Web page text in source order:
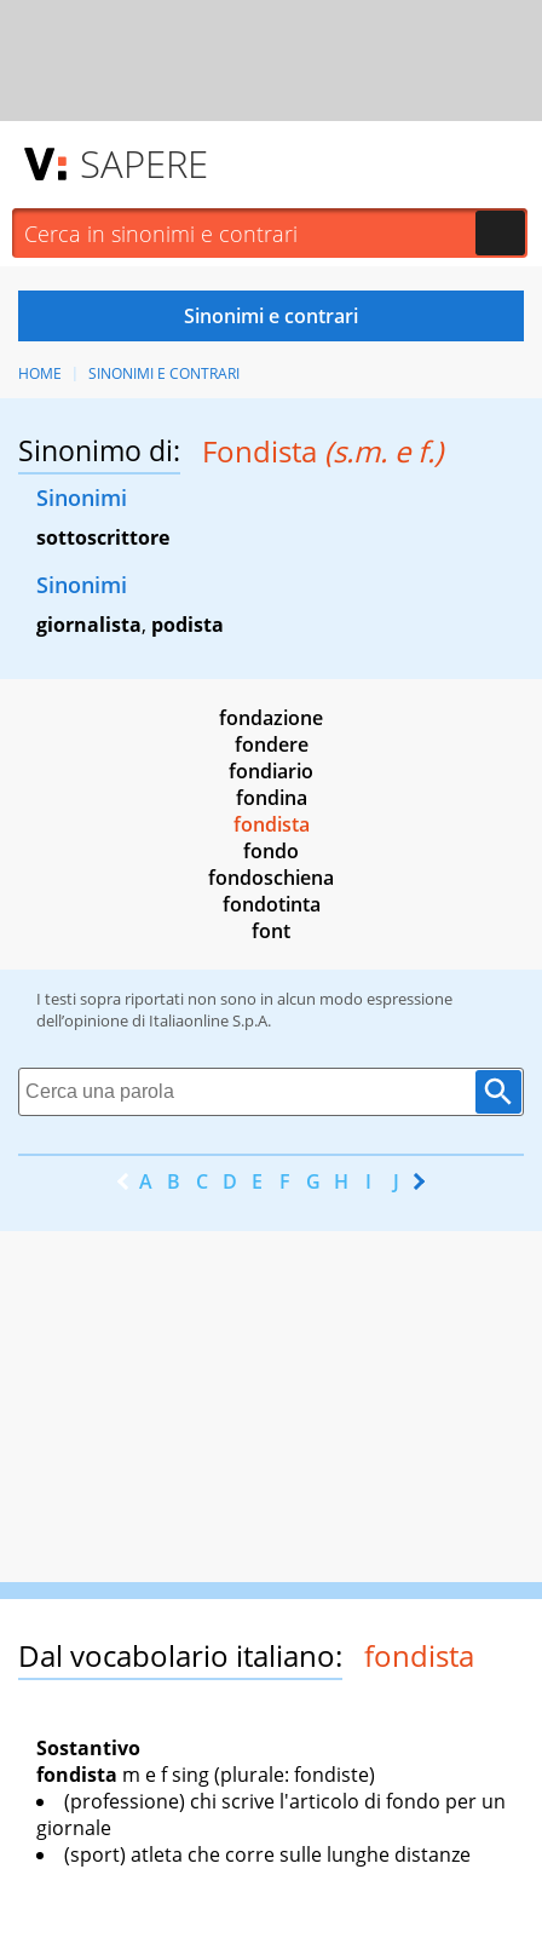
SAPERE
HOME SINONIMI E CONTRARI
Sinonimo di: Fondista (s.m. e f.)
Sinonimi
sottoscrittore
Sinonimi
giornalista, podista
fondazione
fondere
fondiario
fondina
fondista
fondo
fondoschiena
fondotinta
font
I testi sopra riportati non sono in alcun modo espressione
dell’opinione di Italiaonline S.p.A.
A B C D E F G H I J K
Dal vocabolario italiano: fondista
Sostantivo
fondista m ef sing(plurale: fondiste)
(professione) chi scrive l'articolo di fondo per un
giornale
(sport) atleta che corre sulle lunghe distanze